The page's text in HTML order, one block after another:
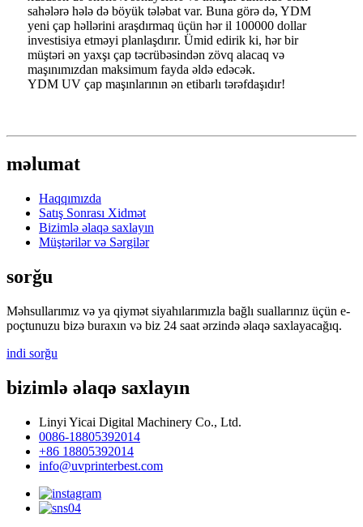
sahələrə hələ də böyük tələbat var. Buna görə də, YDM
yeni çap həllərini araşdırmaq üçün hər il 100000 dollar
investisiya etməyi planlaşdırır. Ümid edirik ki, hər bir
müştəri ən yaxşı çap təcrübəsindən zövq alacaq və
maşınımızdan maksimum fayda əldə edəcək.
YDM UV çap maşınlarının ən etibarlı tərəfdaşıdır!
məlumat
Haqqımızda
Satış Sonrası Xidmət
Bizimlə əlaqə saxlayın
Müştərilər və Sərgilər
sorğu
Məhsullarımız və ya qiymət siyahılarımızla bağlı suallarınız üçün e-
poçtunuzu bizə buraxın və biz 24 saat ərzində əlaqə saxlayacağıq.
indi sorğu
bizimlə əlaqə saxlayın
Linyi Yicai Digital Machinery Co., Ltd.
0086-18805392014
+86 18805392014
info@uvprinterbest.com